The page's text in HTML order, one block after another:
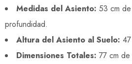
Medidas del Asiento: 53 cm
profundidad.
Altura del Asiento al Suelo:
Dimensiones Totales: 77 cm de